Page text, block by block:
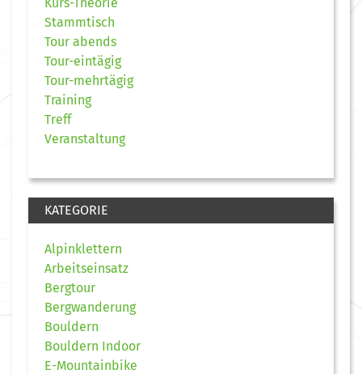
Stammtisch
Tour abends
Tour-eintägig
Tour-mehrtägig
Training
Treff
Veranstaltung
KATEGORIE
Alpinklettern
Arbeitseinsatz
Bergtour
Bergwanderung
Bouldern
Bouldern Indoor
E-Mountainbike